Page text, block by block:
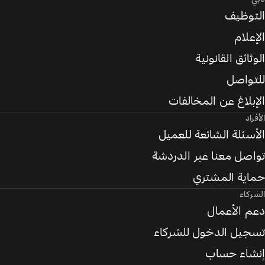
التوظيف
الإعلام
الوثائق القانونية
للتواصل
الإبلاغ عن المخالفات
الأفراد
الأسئلة الشائعة للعميل
تواصل معنا عبر الدردشة
حماية المشتري
الشركاء
دعم الأعمال
تسجيل الدخول للشركاء
إنشاء حساب